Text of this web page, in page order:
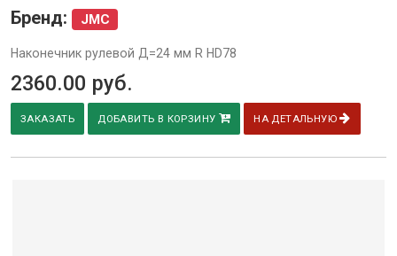
Бренд: JMC
Наконечник рулевой Д=24 мм R HD78
2360.00 руб.
ЗАКАЗАТЬ ДОБАВИТЬ В КОРЗИНУ НА ДЕТАЛЬНУЮ